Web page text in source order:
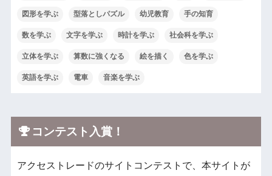
図形を学ぶ 型落としパズル 幼児教育 手の知育
数を学ぶ 文字を学ぶ 時計を学ぶ 社会科を学ぶ
立体を学ぶ 算数に強くなる 絵を描く 色を学ぶ
英語を学ぶ 電車 音楽を学ぶ
コンテスト入賞！
アクセストレードのサイトコンテストで、本サイトが